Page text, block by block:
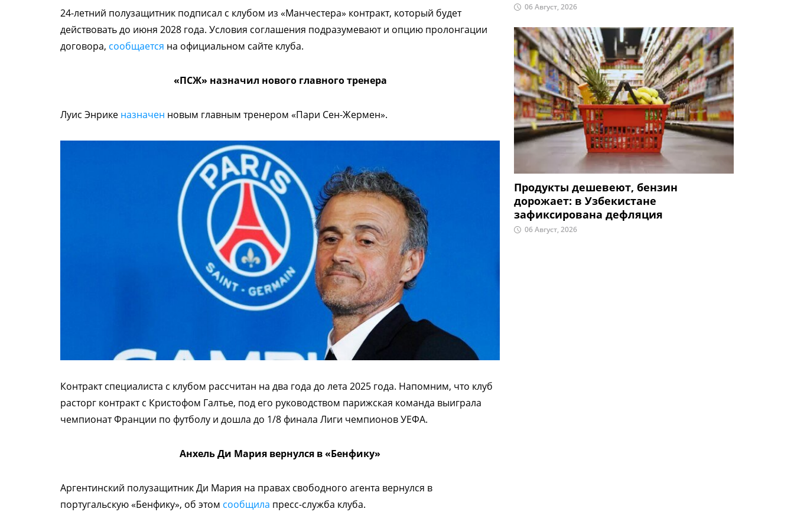
24-летний полузащитник подписал с клубом из «Манчестера» контракт, который будет
действовать до июня 2028 года. Условия соглашения подразумевают и опцию пролонгации
договора, сообщается на официальном сайте клуба.
«ПСЖ» назначил нового главного тренера
Луис Энрике назначен новым главным тренером «Пари Сен-Жермен».
Контракт специалиста с клубом рассчитан на два года до лета 2025 года. Напомним, что клуб
расторг контракт с Кристофом Галтье, под его руководством парижская команда выиграла
чемпионат Франции по футболу и дошла до 1/8 финала Лиги чемпионов УЕФА.
Анхель Ди Мария вернулся в «Бенфику»
Аргентинский полузащитник Ди Мария на правах свободного агента вернулся в
португальскую «Бенфику», об этом сообщила пресс-служба клуба.
06 Август, 2026
Продукты дешевеют, бензин
дорожает: в Узбекистане
зафиксирована дефляция
06 Август, 2026